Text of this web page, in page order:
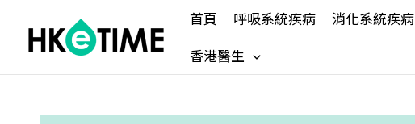
content
首頁 呼吸系統疾病 消化系統疾病
香港醫生